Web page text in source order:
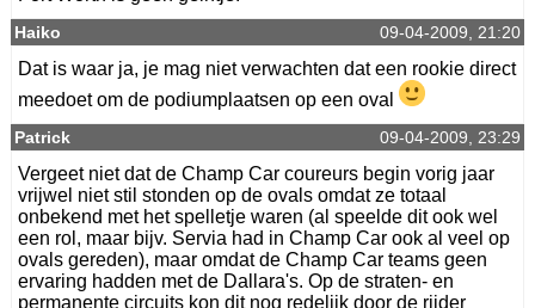
Haiko 09-04-2009, 21:20
Dat is waar ja, je mag niet verwachten dat een rookie direct
meedoet om de podiumplaatsen op een oval
Patrick 09-04-2009, 23:29
Vergeet niet dat de Champ Car coureurs begin vorig jaar
vrijwel niet stil stonden op de ovals omdat ze totaal
onbekend met het spelletje waren (al speelde dit ook wel
een rol, maar bijv. Servia had in Champ Car ook al veel op
ovals gereden), maar omdat de Champ Car teams geen
ervaring hadden met de Dallara's. Op de straten- en
permanente circuits kon dit nog redelijk door de rijder